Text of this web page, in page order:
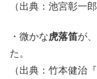
（出典：池宮彰一
・微かな虎落笛が
た。
（出典：竹本健治